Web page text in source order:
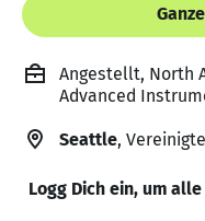
Angestellt, North
Advanced
Seattle,
Logg Dich ein, um